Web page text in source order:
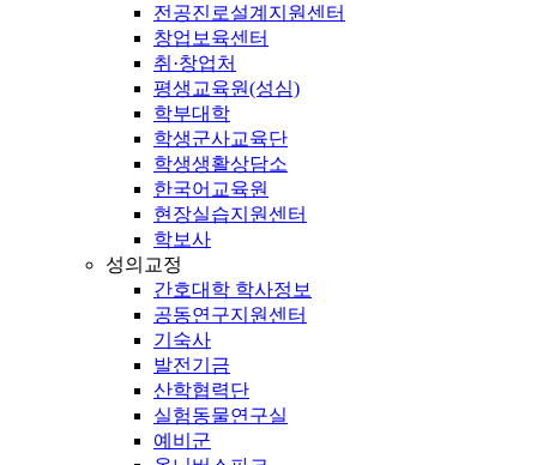
전공진로설계지원센터
창업보육센터
취·창업처
평생교육원(성심)
학부대학
학생군사교육단
학생생활상담소
한국어교육원
현장실습지원센터
학보사
성의교정
간호대학 학사정보
공동연구지원센터
기숙사
발전기금
산학협력단
실험동물연구실
예비군